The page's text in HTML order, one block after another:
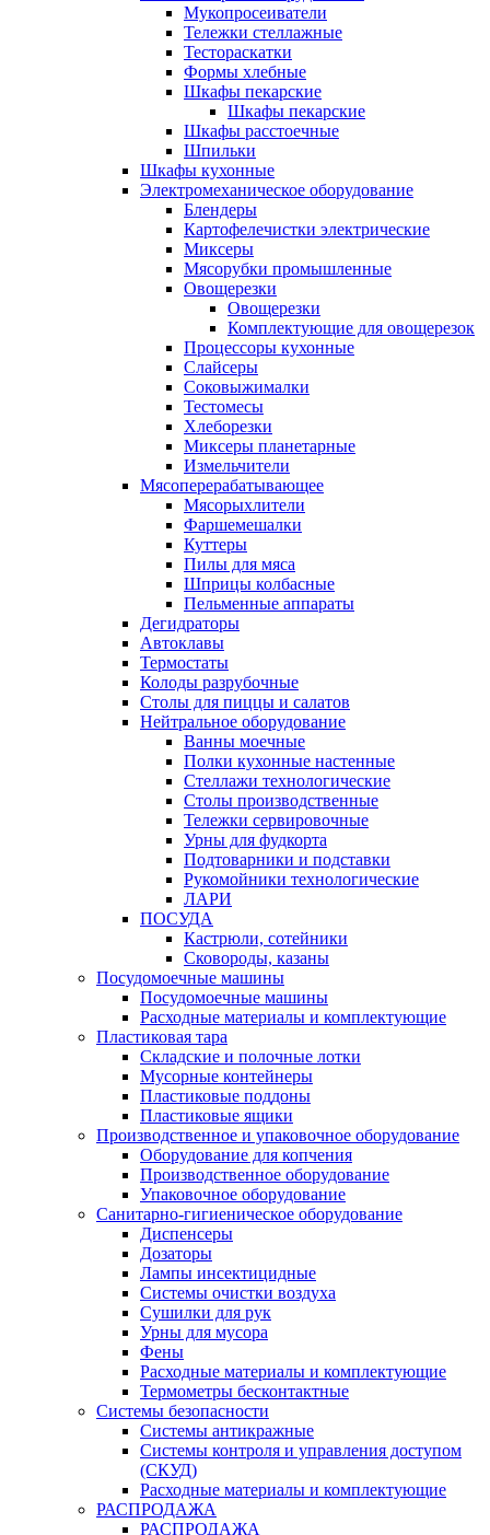
Мукопросеиватели
Тележки стеллажные
Тестораскатки
Формы хлебные
Шкафы пекарские
Шкафы пекарские
Шкафы расстоечные
Шпильки
Шкафы кухонные
Электромеханическое оборудование
Блендеры
Картофелечистки электрические
Миксеры
Мясорубки промышленные
Овощерезки
Овощерезки
Комплектующие для овощерезок
Процессоры кухонные
Слайсеры
Соковыжималки
Тестомесы
Хлеборезки
Миксеры планетарные
Измельчители
Мясоперерабатывающее
Мясорыхлители
Фаршемешалки
Куттеры
Пилы для мяса
Шприцы колбасные
Пельменные аппараты
Дегидраторы
Автоклавы
Термостаты
Колоды разрубочные
Столы для пиццы и салатов
Нейтральное оборудование
Ванны моечные
Полки кухонные настенные
Стеллажи технологические
Столы производственные
Тележки сервировочные
Урны для фудкорта
Подтоварники и подставки
Рукомойники технологические
ЛАРИ
ПОСУДА
Кастрюли, сотейники
Сковороды, казаны
Посудомоечные машины
Посудомоечные машины
Расходные материалы и комплектующие
Пластиковая тара
Складские и полочные лотки
Мусорные контейнеры
Пластиковые поддоны
Пластиковые ящики
Производственное и упаковочное оборудование
Оборудование для копчения
Производственное оборудование
Упаковочное оборудование
Санитарно-гигиеническое оборудование
Диспенсеры
Дозаторы
Лампы инсектицидные
Системы очистки воздуха
Сушилки для рук
Урны для мусора
Фены
Расходные материалы и комплектующие
Термометры бесконтактные
Системы безопасности
Системы антикражные
Системы контроля и управления доступом
(СКУД)
Расходные материалы и комплектующие
РАСПРОДАЖА
РАСПРОДАЖА